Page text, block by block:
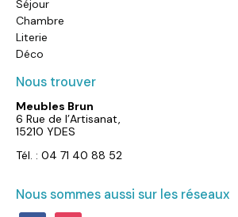
Séjour
Chambre
Literie
Déco
Nous trouver
Meubles Brun
6 Rue de l’Artisanat,
15210 YDES
Tél. : 04 71 40 88 52
Nous sommes aussi sur les réseaux